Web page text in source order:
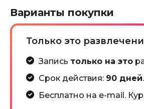
Варианты покупки
Только это
Запись только на это
Срок действия: 90 дней.
Бесплатно на e-mail.